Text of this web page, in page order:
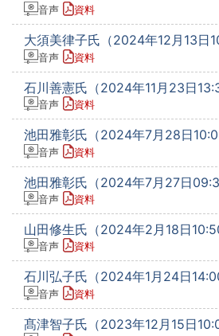
音声 資料
大須美律子氏（2024年12月13日
音声 資料
石川善憲氏（2024年11月23日
音声 資料
池田雅彰氏（2024年7月28日
音声 資料
池田雅彰氏（2024年7月27日
音声 資料
山田修生氏（2024年2月18日
音声 資料
石川弘子氏（2024年1月24日
音声 資料
髙津智子氏（2023年12月15日